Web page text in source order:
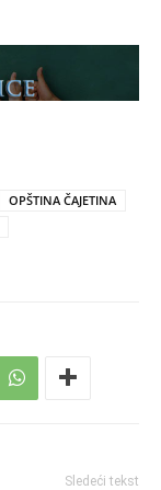
OPŠTINA ČAJETINA
Sledeći tekst